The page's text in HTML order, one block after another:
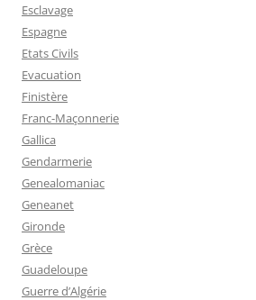
Esclavage
Espagne
Etats Civils
Evacuation
Finistère
Franc-Maçonnerie
Gallica
Gendarmerie
Genealomaniac
Geneanet
Gironde
Grèce
Guadeloupe
Guerre d’Algérie